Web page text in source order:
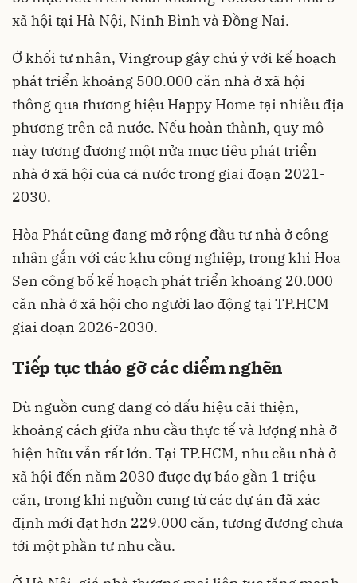
xã hội tại Hà Nội, Ninh Bình và Đồng Nai.
Ở khối tư nhân, Vingroup gây chú ý với kế hoạch
phát triển khoảng 500.000 căn nhà ở xã hội
thông qua thương hiệu Happy Home tại nhiều địa
phương trên cả nước. Nếu hoàn thành, quy mô
này tương đương một nửa mục tiêu phát triển
nhà ở xã hội của cả nước trong giai đoạn 2021-
2030.
Hòa Phát cũng đang mở rộng đầu tư nhà ở công
nhân gắn với các khu công nghiệp, trong khi Hoa
Sen công bố kế hoạch phát triển khoảng 20.000
căn nhà ở xã hội cho người lao động tại TP.HCM
giai đoạn 2026-2030.
Tiếp tục tháo gỡ các điểm nghẽn
Dù nguồn cung đang có dấu hiệu cải thiện,
khoảng cách giữa nhu cầu thực tế và lượng nhà ở
hiện hữu vẫn rất lớn. Tại TP.HCM, nhu cầu nhà ở
xã hội đến năm 2030 được dự báo gần 1 triệu
căn, trong khi nguồn cung từ các dự án đã xác
định mới đạt hơn 229.000 căn, tương đương chưa
tới một phần tư nhu cầu.